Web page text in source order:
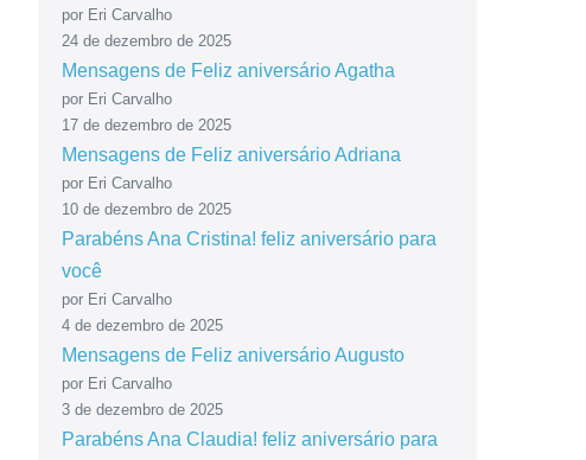
por Eri Carvalho
24 de dezembro de 2025
Mensagens de Feliz aniversário Agatha
por Eri Carvalho
17 de dezembro de 2025
Mensagens de Feliz aniversário Adriana
por Eri Carvalho
10 de dezembro de 2025
Parabéns Ana Cristina! feliz aniversário para
você
por Eri Carvalho
4 de dezembro de 2025
Mensagens de Feliz aniversário Augusto
por Eri Carvalho
3 de dezembro de 2025
Parabéns Ana Claudia! feliz aniversário para